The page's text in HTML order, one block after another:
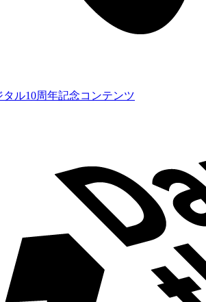
タル10周年記念コンテンツ